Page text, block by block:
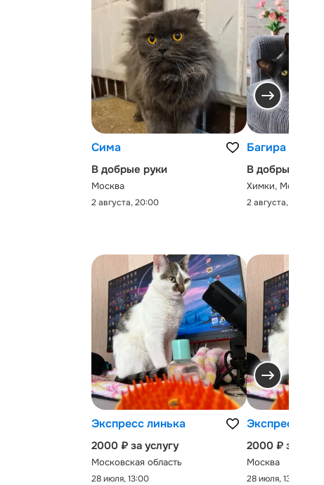
Сима
В добрые руки
Москва
2 августа, 20:00
Багира
В добрые руки
Химки,
2 августа, 0:00
Экспресс линька
2000 ₽ за услугу
Московская область
28 июля, 13:00
Экспресс-
2000 ₽ за
Москва
28 июля, 13:00